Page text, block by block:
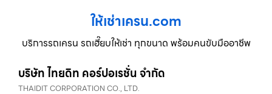
ให้เช่าเครน.com
บริการรถเครน รถเฮี๊ยบให้เช่า ทุกขนาด พร้อมคนขับมืออาชีพ
บริษัท ไทยดิท คอร์ปอเรชั่น จำกัด
THAIDIT CORPORATION CO., LTD.